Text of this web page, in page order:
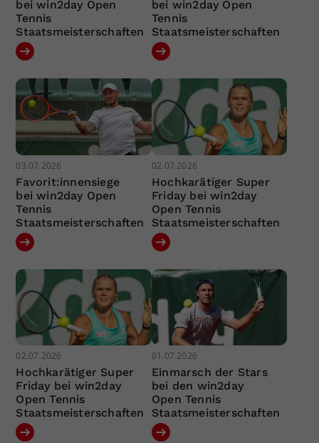
bei win2day Open
Tennis
Staatsmeisterschaften
bei win2day Open
Tennis
Staatsmeisterschaften
03.07.2026
Favorit:innensiege
bei win2day Open
Tennis
Staatsmeisterschaften
02.07.2026
Hochkarätiger Super
Friday bei win2day
Open Tennis
Staatsmeisterschaften
02.07.2026
Hochkarätiger Super
Friday bei win2day
Open Tennis
Staatsmeisterschaften
01.07.2026
Einmarsch der Stars
bei den win2day
Open Tennis
Staatsmeisterschaften